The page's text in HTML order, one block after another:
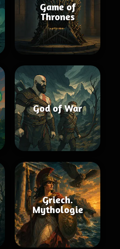
Game of
Thrones
God of War
Griech.
Mythologie